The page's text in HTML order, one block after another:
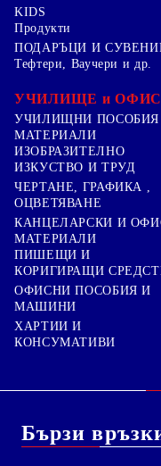
KIDS
Продукти
ПОДАРЪЦИ И
Тефтери, Ваучери и др.
УЧИЛИЩЕ и ОФИС
УЧИЛИЩНИ ПОСОБИЯ
МАТЕРИАЛИ
ИЗОБРАЗИТЕЛНО
ИЗКУСТВО И ТРУД
ЧЕРТАНЕ, ГРАФИКА ,
ОЦВЕТЯВАНЕ
КАНЦЕЛАРСКИ И
МАТЕРИАЛИ
ПИШЕЩИ И
КОРИГИРАЩИ
ОФИСНИ ПОСОБИЯ И
МАШИНИ
ХАРТИИ И
КОНСУМАТИВИ
Бързи